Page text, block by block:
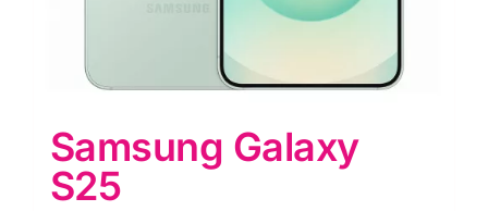
Samsung Galaxy
S25